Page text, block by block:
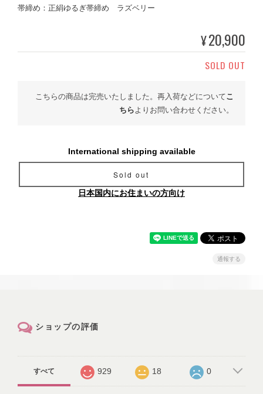
帯締め：正絹ゆるぎ帯締め ラズベリー
¥20,900
SOLD OUT
こちらの商品は完売いたしました。再入荷などについてこ
ちらよりお問い合わせください。
International shipping available
Sold out
日本国内にお住まいの方向け
通報する
ショップの評価
すべて 929 18 0